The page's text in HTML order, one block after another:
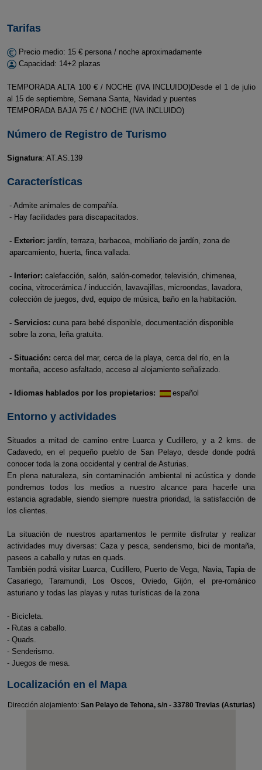
Tarifas
Precio medio: 15 € persona / noche aproximadamente
Capacidad: 14+2 plazas
TEMPORADA ALTA 100 € / NOCHE (IVA INCLUIDO)Desde el 1 de julio
al 15 de septiembre, Semana Santa, Navidad y puentes
TEMPORADA BAJA 75 € / NOCHE (IVA INCLUIDO)
Número de Registro de Turismo
Signatura: AT.AS.139
Características
- Admite animales de compañía.
- Hay facilidades para discapacitados.
- Exterior: jardín, terraza, barbacoa, mobiliario de jardín, zona de
aparcamiento, huerta, finca vallada.
- Interior: calefacción, salón, salón-comedor, televisión, chimenea,
cocina, vitrocerámica / inducción, lavavajillas, microondas, lavadora,
colección de juegos, dvd, equipo de música, baño en la habitación.
- Servicios: cuna para bebé disponible, documentación disponible
sobre la zona, leña gratuita.
- Situación: cerca del mar, cerca de la playa, cerca del río, en la
montaña, acceso asfaltado, acceso al alojamiento señalizado.
- Idiomas hablados por los propietarios: español
Entorno y actividades
Situados a mitad de camino entre Luarca y Cudillero, y a 2 kms. de
Cadavedo, en el pequeño pueblo de San Pelayo, desde donde podrá
conocer toda la zona occidental y central de Asturias.
En plena naturaleza, sin contaminación ambiental ni acústica y donde
pondremos todos los medios a nuestro alcance para hacerle una
estancia agradable, siendo siempre nuestra prioridad, la satisfacción de
los clientes.
La situación de nuestros apartamentos le permite disfrutar y realizar
actividades muy diversas: Caza y pesca, senderismo, bici de montaña,
paseos a caballo y rutas en quads.
También podrá visitar Luarca, Cudillero, Puerto de Vega, Navia, Tapia de
Casariego, Taramundi, Los Oscos, Oviedo, Gijón, el pre-románico
asturiano y todas las playas y rutas turísticas de la zona
- Bicicleta.
- Rutas a caballo.
- Quads.
- Senderismo.
- Juegos de mesa.
Localización en el Mapa
Dirección alojamiento: San Pelayo de Tehona, s/n - 33780 Trevias (Asturias)